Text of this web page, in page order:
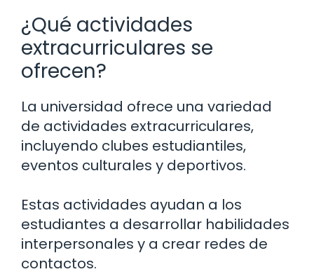
¿Qué actividades
extracurriculares se
ofrecen?
La universidad ofrece una variedad
de actividades extracurriculares,
incluyendo clubes estudiantiles,
eventos culturales y deportivos.
Estas actividades ayudan a los
estudiantes a desarrollar habilidades
interpersonales y a crear redes de
contactos.